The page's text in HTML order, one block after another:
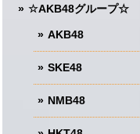
☆AKB48グループ☆
AKB48
SKE48
NMB48